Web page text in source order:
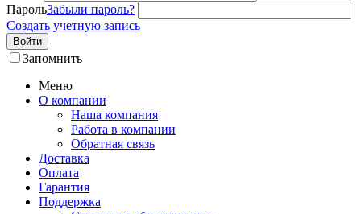
ПарольЗабыли пароль?
Создать учетную запись
Войти
Запомнить
Меню
О компании
Наша компания
Работа в компании
Обратная связь
Доставка
Оплата
Гарантия
Поддержка